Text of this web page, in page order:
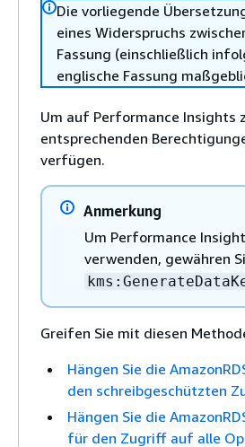
Die vorliegende
eines Widerspruchs
Fassung (einschließlich
englische Fassung
Um auf Performance Insights
entsprechenden
verfügen.
Anmerkung
Um Performance
verwenden, gewähren
Greifen Sie mit diesen
Hängen Sie die
den schreibgeschützten
Hängen Sie die
für den Zugriff auf alle